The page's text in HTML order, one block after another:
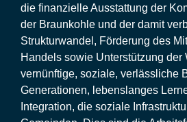
die finanzielle Ausstattung der
der Braunkohle und der damit
Strukturwandel, Förderung des
Handels sowie Unterstützung der
vernünftige, soziale, verlässliche
Generationen, lebenslanges
Integration, die soziale